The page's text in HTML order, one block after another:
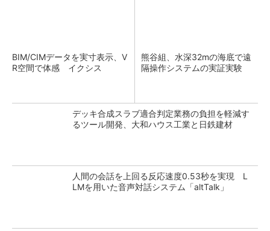
BIM/CIMデータを実寸表示、V
R空間で体感 イクシス
熊谷組、水深32mの海底で遠
隔操作システムの実証実験
デッキ合成スラブ適合判定業務の負担を軽減す
るツール開発、大和ハウス工業と日鉄建材
人間の会話を上回る反応速度0.53秒を実現 L
LMを用いた音声対話システム「altTalk」